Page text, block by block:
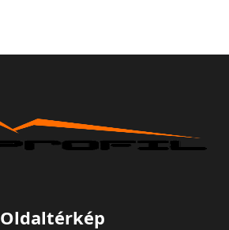
Oldaltérkép